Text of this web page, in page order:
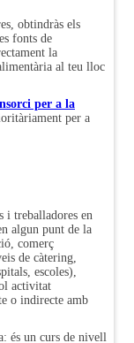
obtindràs els
fonts de
la
al teu lloc
per a la
per a
i treballadores en
algun punt de la
comerç
de càtering,
escoles),
activitat
o indirecte amb
és un curs de nivell